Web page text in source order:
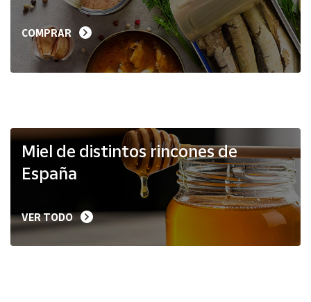
Ayuda
Vendedores
Mapa de
Hazte
vendedor
COMPRAR
Miel de distintos rincones de
España
VER TODO